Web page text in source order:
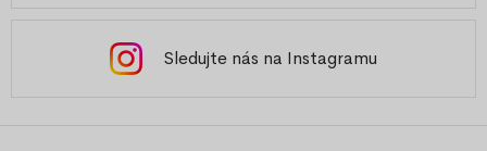
Sledujte nás na Instagramu